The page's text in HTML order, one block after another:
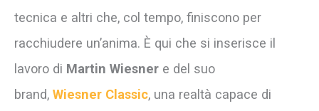
tecnica e altri che, col tempo, finiscono per
racchiudere un’anima. È qui che si inserisce il
lavoro di Martin Wiesner e del suo
brand, Wiesner Classic, una realtà capace di